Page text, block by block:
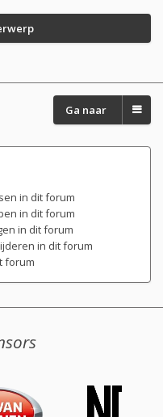
Ga naar
in dit forum
in dit forum
in dit forum
in dit forum
forum